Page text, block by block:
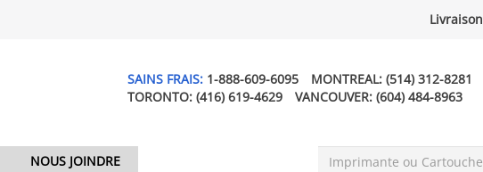
Livraison
SAINS FRAIS: 1-888-609-6095 MONTREAL: (514) 312-8281
TORONTO: (416) 619-4629 VANCOUVER: (604) 484-8963
NOUS JOINDRE